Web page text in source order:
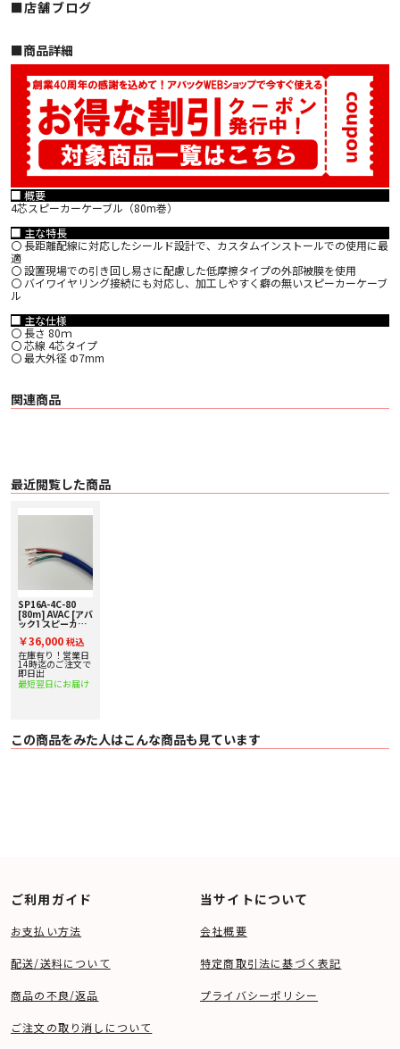
■店舗ブログ
■︎商品詳細
■ 概要
4芯スピーカーケーブル（80m巻）
■ 主な特長
〇 長距離配線に対応したシールド設計で、カスタムインストールでの使用に最
適
〇 設置現場での引き回し易さに配慮した低摩擦タイプの外部被膜を使用
〇 バイワイヤリング接続にも対応し、加工しやすく癖の無いスピーカーケーブ
ル
■ 主な仕様
〇 長さ 80ｍ
〇 芯線 4芯タイプ
〇 最大外径 Φ7mm
関連商品
最近閲覧した商品
SP16A-4C-80
[80m] AVAC [アバ
ック] スピーカー
￥36,000 税込
在庫有り！営業日
14時迄のご注文で
即日出
最短翌日にお届け
この商品をみた人はこんな商品も見ています
ご利用ガイド
お支払い方法
配送/送料について
商品の不良/返品
ご注文の取り消しについて
当サイトについて
会社概要
特定商取引法に基づく表記
プライバシーポリシー